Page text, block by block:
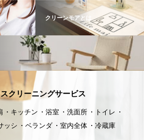
クリーンモアとは
クリーニングサービス
キッチン 浴室 洗面所
トイレ
ッシ ベランダ 室内全体 冷蔵庫